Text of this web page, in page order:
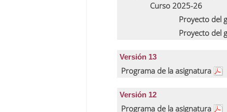
Curso 2025-26
Proyecto del
Proyecto del
Versión 13
Programa de la asignatura
Versión 12
Programa de la asignatura